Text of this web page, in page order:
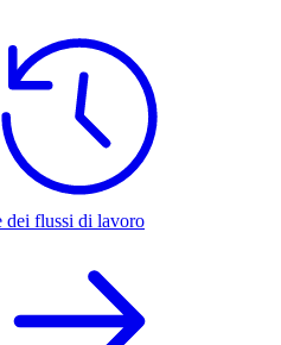
dei flussi di lavoro